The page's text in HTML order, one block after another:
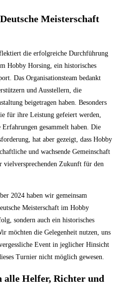
Meisterschaft
die erfolgreiche Durchführung
Hobby Horsing, ein historisches
Das Organisationsteam bedankt
und Ausstellern, die
beigetragen haben. Besonders
für ihre Leistung gefeiert werden,
gesammelt haben. Die
hat aber gezeigt, dass Hobby
und wachsende Gemeinschaft
vielversprechenden Zukunft für den
2024 haben wir gemeinsam
Meisterschaft im Hobby
sondern auch ein historisches
möchten die Gelegenheit nutzen, uns
Event in jeglicher Hinsicht
Turnier nicht möglich gewesen.
alle Helfer, Richter und